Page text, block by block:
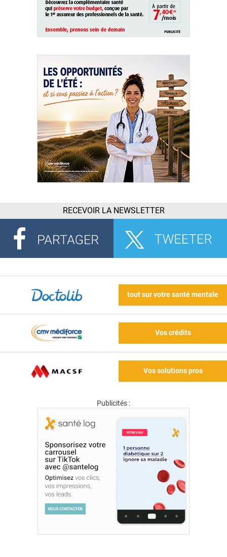
RECEVOIR LA NEWSLETTER
tout sur votre santé mentale
Vos crédits
Vos solutions pros
Publicités :